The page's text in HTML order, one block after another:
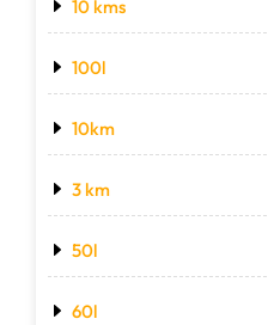
10 kms
100l
10km
3 km
50l
60l